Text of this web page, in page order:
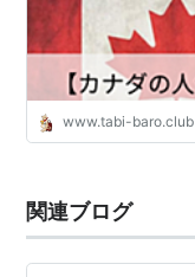
www.tabi-baro.club
関連ブログ